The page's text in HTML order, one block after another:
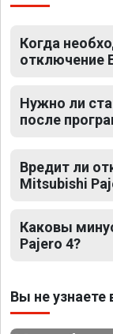
Когда
отключение
Нужно ли
после
Вредит ли
Mitsubishi
Каковы
Pajero 4?
Вы не